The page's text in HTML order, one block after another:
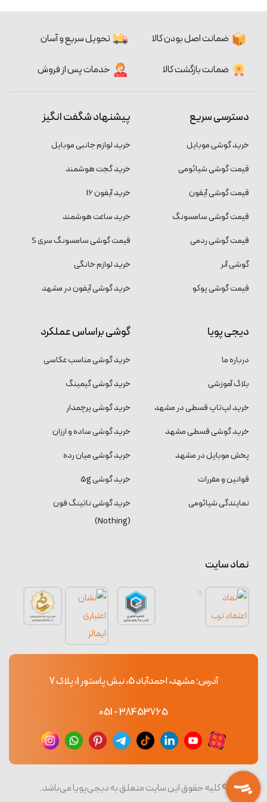
ضمانت اصل بودن کالا تحویل سریع و آسان
ضمانت بازگشت کالا خدمات پس از فروش
دسترسی سریع
خرید گوشی موبایل
قیمت گوشی شیائومی
قیمت گوشی آیفون
قیمت گوشی سامسونگ
قیمت گوشی ردمی
گوشی آنر
قیمت گوشی پوکو
پیشنهاد شگفت انگیز
خرید لوازم جانبی موبایل
خرید گجت هوشمند
خرید آیفون 16
خرید ساعت هوشمند
قیمت گوشی سامسونگ سری S
خرید لوازم خانگی
خرید گوشی آیفون در مشهد
دیجی پویا
درباره ما
بلاگ آموزشی
خرید لپ‌تاپ قسطی در مشهد
خرید گوشی قسطی مشهد
پخش موبایل در مشهد
قوانین و مقررات
نمایندگی شیائومی
گوشی براساس عملکرد
خرید گوشی مناسب عکاسی
خرید گوشی گیمینگ
خرید گوشی پرچمدار
خرید گوشی ساده و ارزان
خرید گوشی میان رده
خرید گوشی 5g
خرید گوشی ناتینگ فون
(Nothing)
نماد سایت
آدرس: مشهد، احمدآباد 5، نبش پاستور 1، پلاک 7
38453765 - 051
© کلیه حقوق این سایت متعلق به دیجی‌پویا می‌باشد.